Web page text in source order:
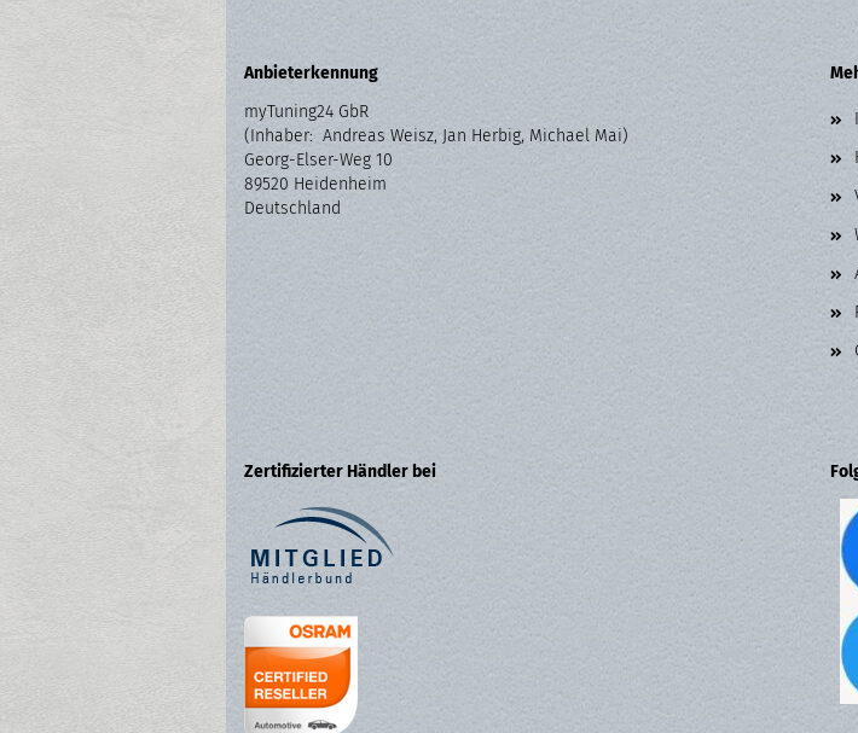
Anbieterkennung
myTuning24 GbR
(Inhaber: Andreas Weisz, Jan Herbig, Michael Mai)
Georg-Elser-Weg 10
89520 Heidenheim
Deutschland
Zertifizierter Händler bei